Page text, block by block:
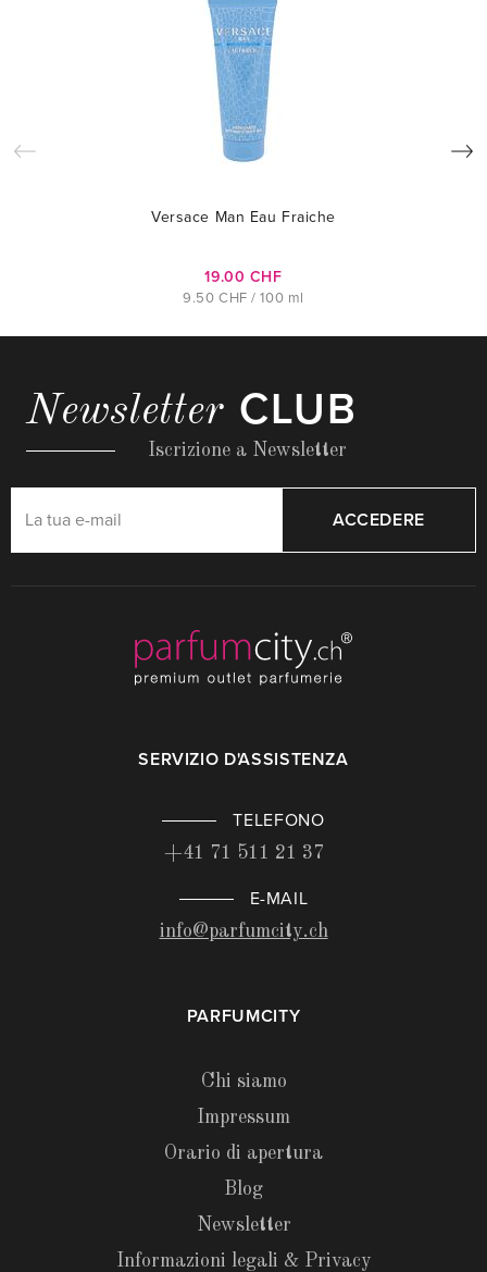
Versace Man Eau Fraiche
19.00 CHF
9.50 CHF / 100 ml
Newsletter CLUB
Iscrizione a Newsletter
ACCEDERE
SERVIZIO D'ASSISTENZA
TELEFONO
+41 71 511 21 37
E-MAIL
info@parfumcity.ch
PARFUMCITY
Chi siamo
Impressum
Orario di apertura
Blog
Newsletter
Informazioni legali & Privacy